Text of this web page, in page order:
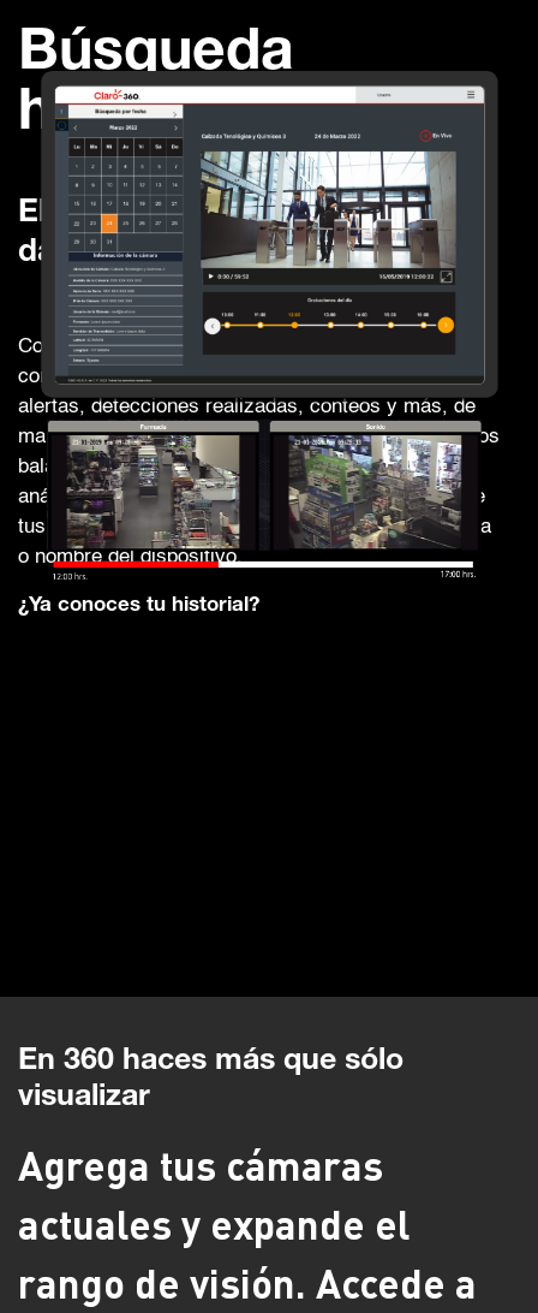
Búsqueda
histórica
El registro de cada paso que
das, está en nuestro historial.
Conoce todo lo que ocurre en tus instalaciones
consultando el historial de material registrado,
alertas, detecciones realizadas, conteos y más, de
manera particular, por vista o sucursal. Encuentra los
balances generales e indicadores detectados por el
análisis de video y accede a la plataforma conforme
tus necesidades, generando una búsqueda por fecha
o nombre del dispositivo.
¿Ya conoces tu historial?
En 360 haces más que sólo
visualizar
Agrega tus cámaras
actuales y expande el
rango de visión. Accede a